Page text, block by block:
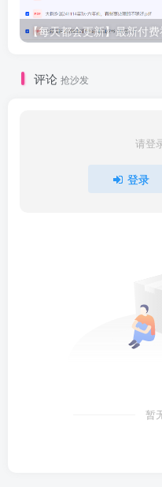
评论 抢沙发
请登
登录
暂